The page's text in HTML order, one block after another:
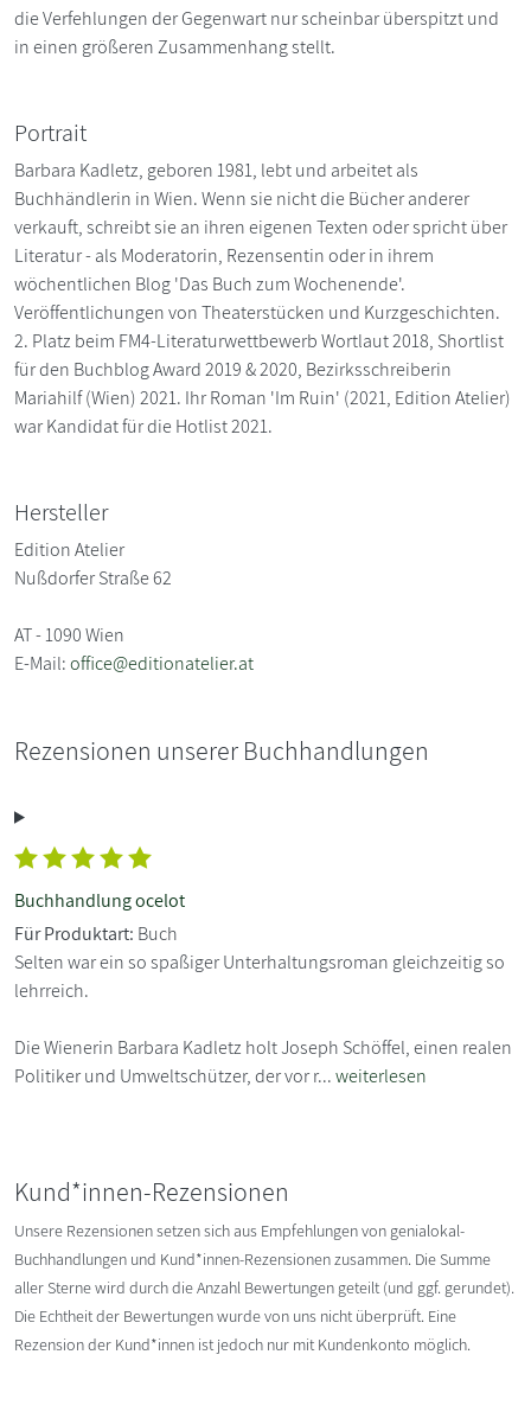
die Verfehlungen der Gegenwart nur scheinbar überspitzt und
in einen größeren Zusammenhang stellt.
Portrait
Barbara Kadletz, geboren 1981, lebt und arbeitet als
Buchhändlerin in Wien. Wenn sie nicht die Bücher anderer
verkauft, schreibt sie an ihren eigenen Texten oder spricht über
Literatur - als Moderatorin, Rezensentin oder in ihrem
wöchentlichen Blog 'Das Buch zum Wochenende'.
Veröffentlichungen von Theaterstücken und Kurzgeschichten.
2. Platz beim FM4-Literaturwettbewerb Wortlaut 2018, Shortlist
für den Buchblog Award 2019 & 2020, Bezirksschreiberin
Mariahilf (Wien) 2021. Ihr Roman 'Im Ruin' (2021, Edition Atelier)
war Kandidat für die Hotlist 2021.
Hersteller
Edition Atelier
Nußdorfer Straße 62
AT - 1090 Wien
E-Mail:office@editionatelier.at
Rezensionen unserer Buchhandlungen
Buchhandlung ocelot
Für Produktart: Buch
Selten war ein so spaßiger Unterhaltungsroman gleichzeitig so
lehrreich.
Die Wienerin Barbara Kadletz holt Joseph Schöffel, einen realen
Politiker und Umweltschützer, der vor r...weiterlesen
Kund*innen-Rezensionen
Unsere Rezensionen setzen sich aus Empfehlungen von genialokal-
Buchhandlungen und Kund*innen-Rezensionen zusammen. Die Summe
aller Sterne wird durch die Anzahl Bewertungen geteilt (und ggf. gerundet).
Die Echtheit der Bewertungen wurde von uns nicht überprüft. Eine
Rezension der Kund*innen ist jedoch nur mit Kundenkonto möglich.